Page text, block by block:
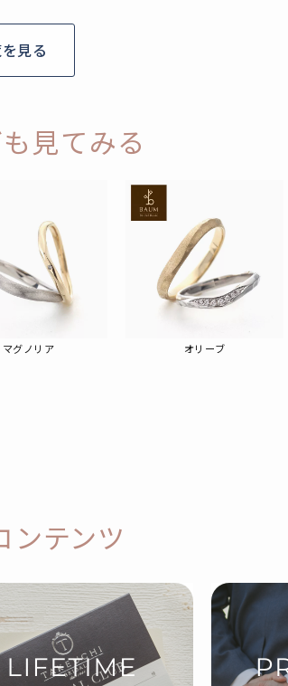
見る
見てみる
マグノリア オリーブ
ンテンツ